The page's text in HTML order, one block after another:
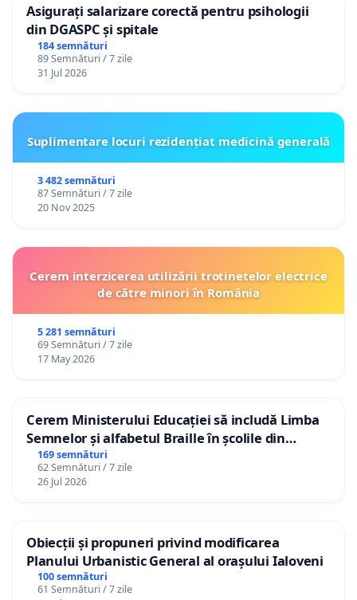
Asigurați salarizare corectă pentru psihologii
din DGASPC și spitale
184 semnături
89 Semnături / 7 zile
31 Jul 2026
Suplimentare locuri rezidențiat medicină generală
3 482 semnături
87 Semnături / 7 zile
20 Nov 2025
Cerem interzicerea utilizării trotinetelor electrice
de către minori în România
5 281 semnături
69 Semnături / 7 zile
17 May 2026
Cerem Ministerului Educației să includă Limba
Semnelor și alfabetul Braille în școlile din
Republica Moldova!
169 semnături
62 Semnături / 7 zile
26 Jul 2026
Obiecții și propuneri privind modificarea
Planului Urbanistic General al orașului Ialoveni
100 semnături
61 Semnături / 7 zile